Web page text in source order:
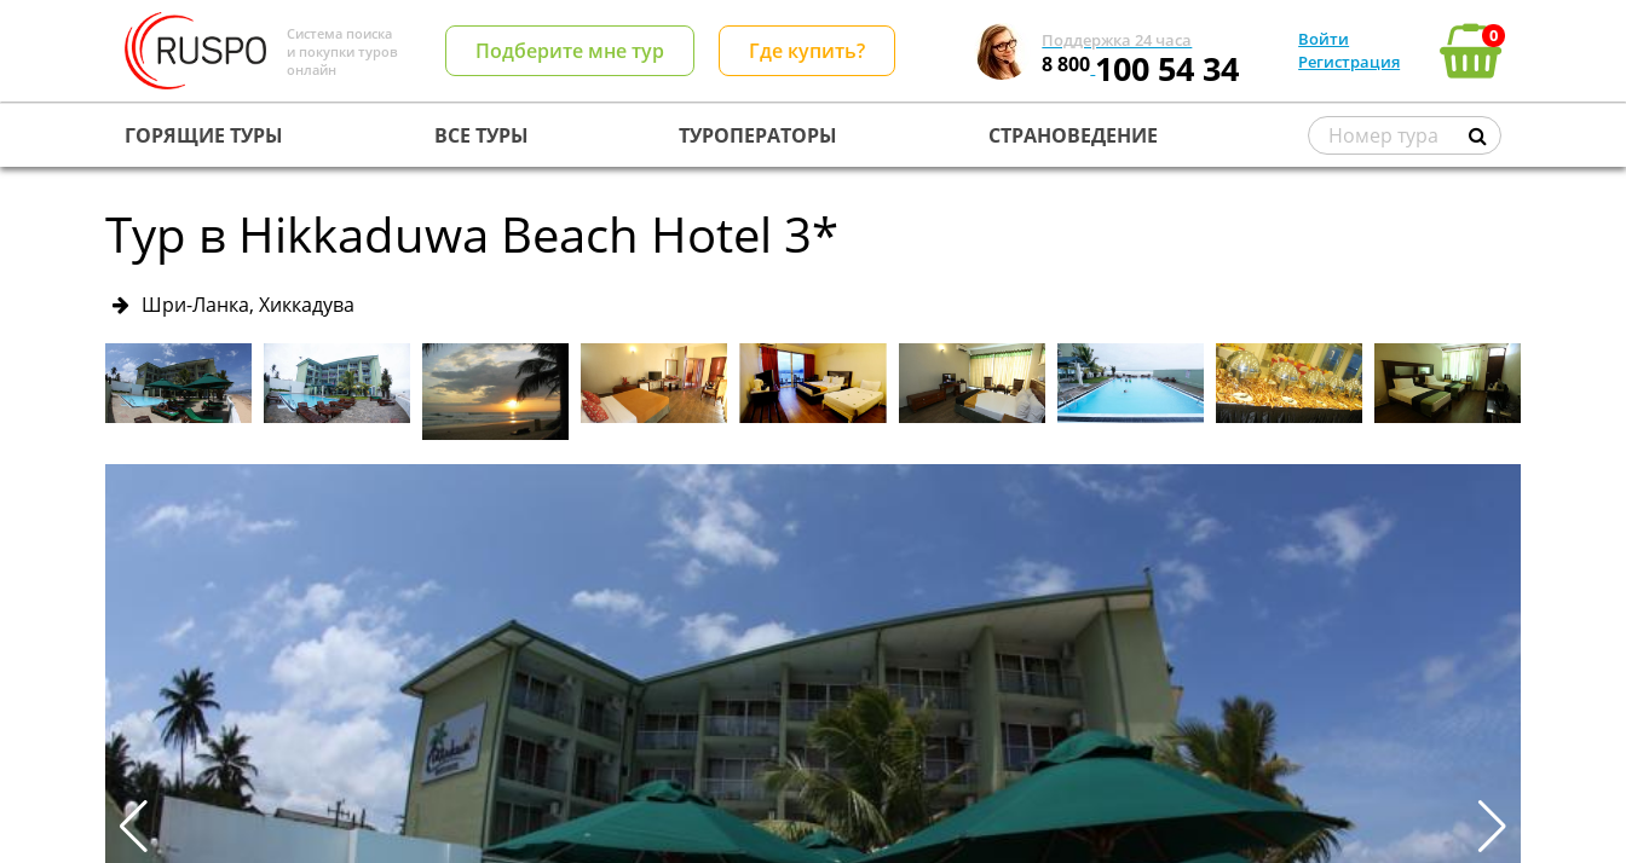
Система поиска
и покупки туров
онлайн
Подберите мне тур Где купить? Поддержка 24 часа
8 800100 54 34
Войти
Регистрация
0
ГОРЯЩИЕ ТУРЫ ВСЕ ТУРЫ ТУРОПЕРАТОРЫ СТРАНОВЕДЕНИЕ
Тур в Hikkaduwa Beach Hotel 3*
Шри-Ланка, Хиккадува